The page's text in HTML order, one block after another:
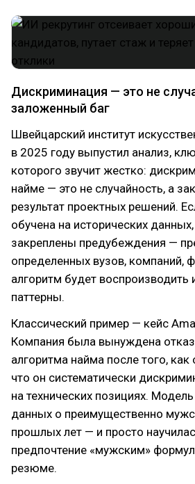
Дискриминация — это не
заложенный баг
Швейцарский институт
в 2025 году выпустил анализ,
которого звучит жестко:
найме — это не случайность, а
результат проектных решений.
обучена на исторических
закреплены предубеждения —
определенных вузов, компаний,
алгоритм будет воспроизводить
паттерны.
Классический пример — кейс
Компания была вынуждена
алгоритма найма после того,
что он систематически
на технических позициях.
данных о преимущественно
прошлых лет — и просто
предпочтение «мужским»
резюме.